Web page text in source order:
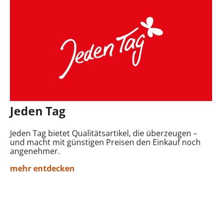
Jeden Tag
Jeden Tag bietet Qualitätsartikel, die überzeugen –
und macht mit günstigen Preisen den Einkauf noch
angenehmer.
mehr entdecken